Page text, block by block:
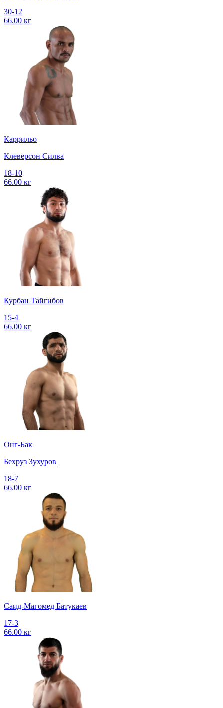
30-12
66.00 кг
Каррильо
Клеверсон Силва
18-10
66.00 кг
Курбан Тайгибов
15-4
66.00 кг
Онг-Бак
Бехруз Зухуров
18-7
66.00 кг
Саид-Магомед Батукаев
17-3
66.00 кг